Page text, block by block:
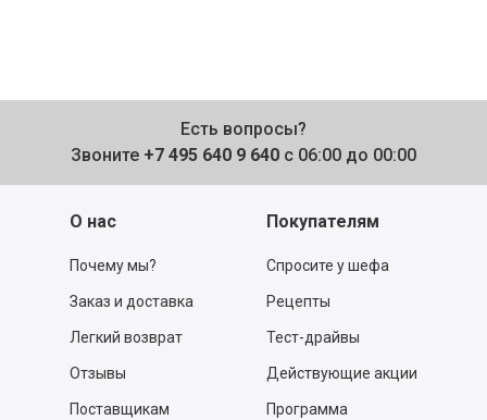
Есть вопросы?
Звоните +7 495 640 9 640 с 06:00 до 00:00
О нас
Почему мы?
Заказ и доставка
Легкий возврат
Отзывы
Поставщикам
Покупателям
Спросите у шефа
Рецепты
Тест-драйвы
Действующие акции
Программа